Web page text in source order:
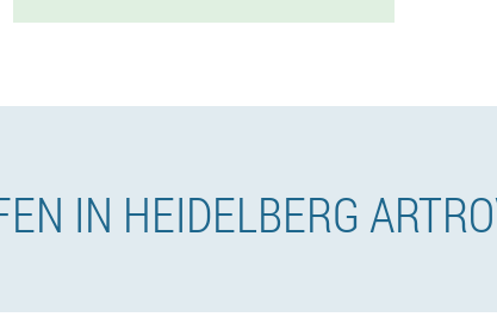
IN HEIDELBERG